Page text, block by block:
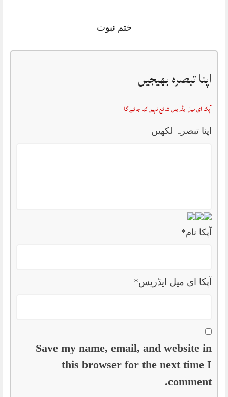
ختم نبوت
اپنا تبصرہ بھیجیں
آپکا ای میل ایڈریس شائع نہیں کیا جائے گا
اپنا تبصرہ لکھیں
آپکا نام*
آپکا ای میل ایڈریس*
Save my name, email, and website in
this browser for the next time I
comment.